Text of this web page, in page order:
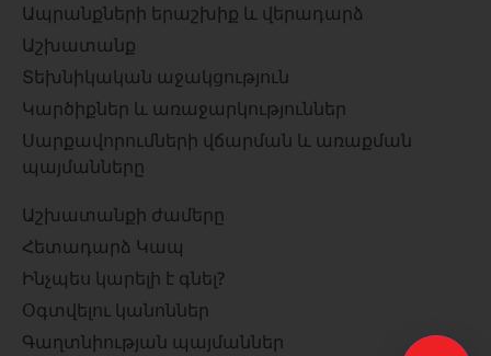
Ապրանքների երաշխիք և վերադարձ
Աշխատանք
Տեխնիկական աջակցություն
Կարծիքներ և առաջարկություններ
Սարքավորումների վճարման և առաքման
պայմանները
Աշխատանքի ժամերը
Հետադարձ Կապ
Ինչպես կարելի է գնել?
Օգտվելու կանոններ
Գաղտնիության պայմաններ